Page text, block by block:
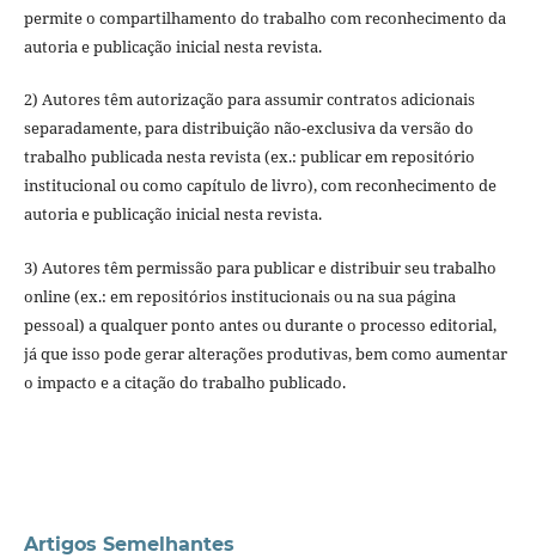
permite o compartilhamento do trabalho com reconhecimento da
autoria e publicação inicial nesta revista.
2) Autores têm autorização para assumir contratos adicionais
separadamente, para distribuição não-exclusiva da versão do
trabalho publicada nesta revista (ex.: publicar em repositório
institucional ou como capítulo de livro), com reconhecimento de
autoria e publicação inicial nesta revista.
3) Autores têm permissão para publicar e distribuir seu trabalho
online (ex.: em repositórios institucionais ou na sua página
pessoal) a qualquer ponto antes ou durante o processo editorial,
já que isso pode gerar alterações produtivas, bem como aumentar
o impacto e a citação do trabalho publicado.
Artigos Semelhantes